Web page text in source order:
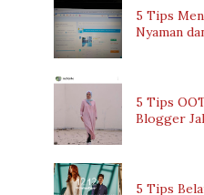
5 Tips
Nyaman
5 Tips
Blogger
5 Tips